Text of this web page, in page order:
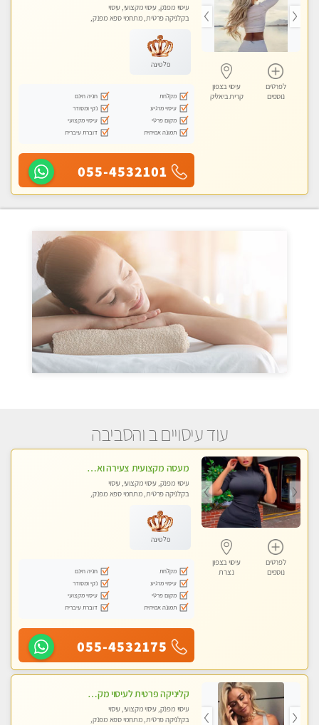
לפרטים
נוספים
עיסוי בצפון
קרית ביאליק
עיסוי מפנק, עיסוי מקצועי, עיסוי
בקלניקה פרטית, מתחמי ספא מפנק,
פלטינה
מקלחת
חניה חינם
עיסוי מרגיע
נקי ומסודר
מקום פרטי
עיסוי מקצועי
תמונה אמיתית
דוברת עיברית
055-4532101
עוד עיסויים ב והסביבה
לפרטים
נוספים
עיסוי בצפון
נצרת
מעסה מקצועית צעירה ואיכותית בקרית- חיים
עיסוי מפנק, עיסוי מקצועי, עיסוי
בקלניקה פרטית, מתחמי ספא מפנק,
פלטינה
מקלחת
חניה חינם
עיסוי מרגיע
נקי ומסודר
מקום פרטי
עיסוי מקצועי
תמונה אמיתית
דוברת עיברית
055-4532175
קליניקה פרטית לעיסוי מקצועי ואלטרנטיבי ברמה גבוהה VIP תתקשר ..... highly recommended..new in the city
עיסוי מפנק, עיסוי מקצועי, עיסוי
בקלניקה פרטית, מתחמי ספא מפנק,